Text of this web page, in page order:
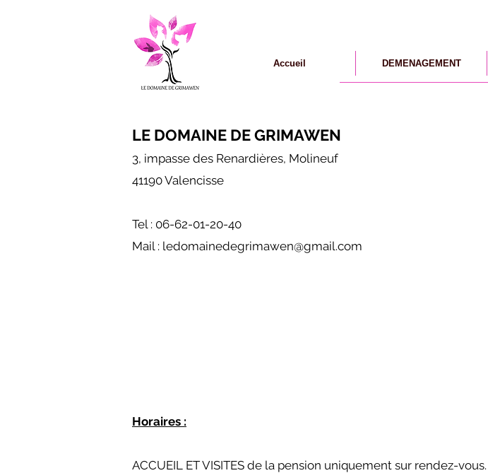
Accueil DEMENAGEMENT
LE DOMAINE DE GRIMAWEN
3, impasse des Renardières, Molineuf
41190 Valencisse
Tel : 06-62-01-20-40
Mail : ledomainedegrimawen@gmail.com
Horaires :
ACCUEIL ET VISITES de la pension uniquement sur rendez-vous.